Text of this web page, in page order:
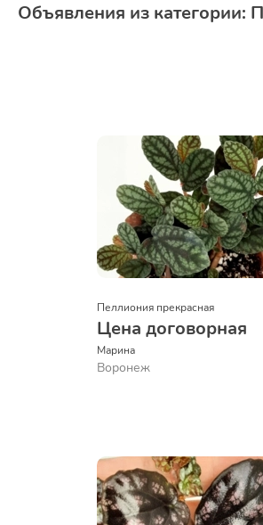
Объявления из категории:
Пеллиония прекрасная
Цена договорная
Марина
Воронеж